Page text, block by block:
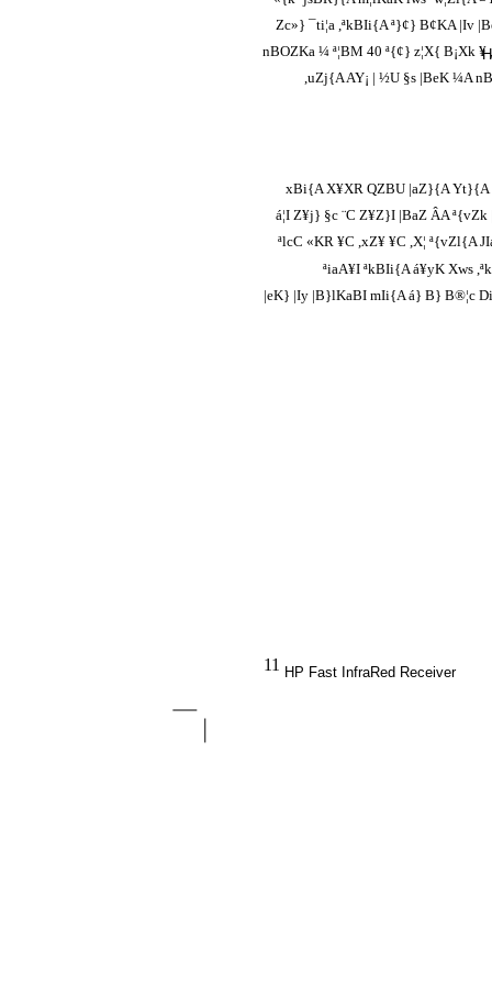
11 HP Fast InfraRed Receiver
Zc»} ¯ti¦a ,ªkBIi{A ª}¢} ­B¢KA |Iv
nBOZKa ¼ ª¦BM 40 ª{¢} z¦X{ B¡Xk ¥ ,
,uZj{A AY¡ | ½U §s |BeK ¼A
xBi{A X¥XR QZBU |aZ}{A Yt}{A
á¦I Z¥j} ­§c ¨C Z¥Z}I |BaZ ÂA
ªlcC «KR ¥C ,xZ¥ ¥C ,X¦ ª{vZl{A
ªiaA¥I ªkBIi{A á¥yK Xws
|eK} |Iy |B}lKaBI mIi{A á} B} B®¦c